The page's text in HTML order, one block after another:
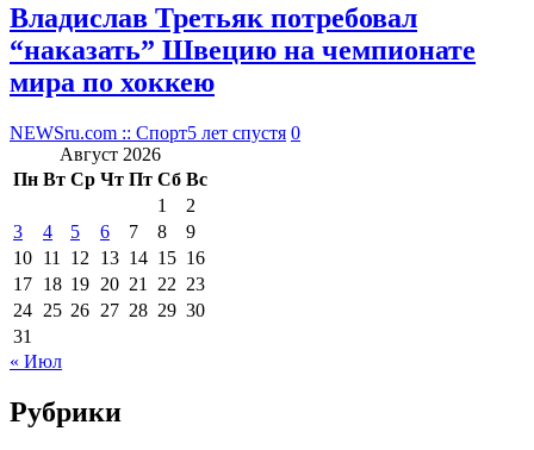
Владислав Третьяк потребовал
“наказать” Швецию на чемпионате
мира по хоккею
NEWSru.com :: Спорт5 лет спустя 0
Август 2026
Пн Вт Ср Чт Пт Сб Вс
1
2
3
4 5 6 7 8
9
10 11 12 13 14 15 16
17 18 19 20 21 22 23
24 25 26 27 28 29 30
31
« Июл
Рубрики